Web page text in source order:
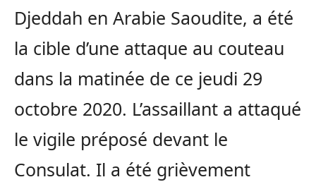
Djeddah en Arabie Saoudite, a été
la cible d’une attaque au couteau
dans la matinée de ce jeudi 29
octobre 2020. L’assaillant a attaqué
le vigile préposé devant le
Consulat. Il a été grièvement